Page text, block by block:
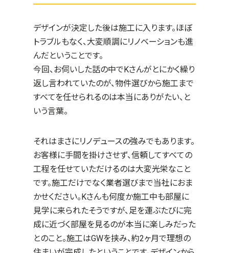
デザインが決定した後は施工に入ります。ほぼ
トラブルもなく、大変順調にリノベーションも進
んだということです。
今回、お伺いした話の中でKさんがとにかく繰り
返し言われていたのが、物件選びから施工まで
すべてを任せられるのは本当にありがたい、と
いう言葉。
それはまさにリノデュースの強みでもあります。
お客様に手間を掛けさせず、信頼してすべての
工程を任せていただけるのは大変光栄なこと
です。施工だけでなく業者選びまで当社におま
かせください。Kさんも何度か施工中も部屋に
見学に来られたそうですが、足を運ぶたびに完
成に近づく部屋を見るのが本当に楽しみだった
とのこと。施工はGWを挟み、約2ヶ月で理想の